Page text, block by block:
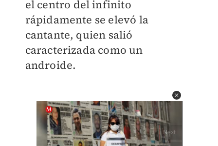
el centro del infinito
rápidamente se elevó la
cantante, quien salió
caracterizada como un
androide.